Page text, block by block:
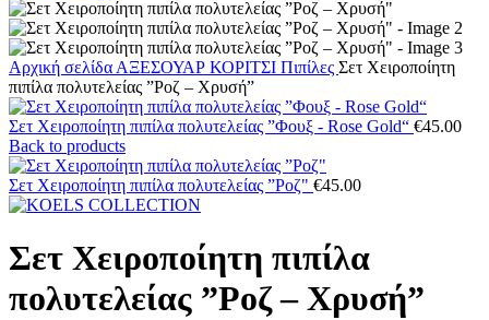
Αρχική σελίδα ΑΞΕΣΟΥΑΡ ΚΟΡΙΤΣΙ Πιπίλες Σετ Χειροποίητη
πιπίλα πολυτελείας ”Ροζ – Χρυσή”
Σετ Χειροποίητη πιπίλα πολυτελείας ”Φουξ - Rose Gold“ €45.00
Back to products
Σετ Χειροποίητη πιπίλα πολυτελείας ”Ροζ" €45.00
Σετ Χειροποίητη πιπίλα
πολυτελείας ”Ροζ – Χρυσή”